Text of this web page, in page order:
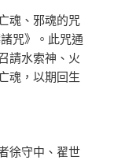
魂、邪魂的咒
咒》。此咒通
請水索神、火
魂，以期回生
徐守中、翟世